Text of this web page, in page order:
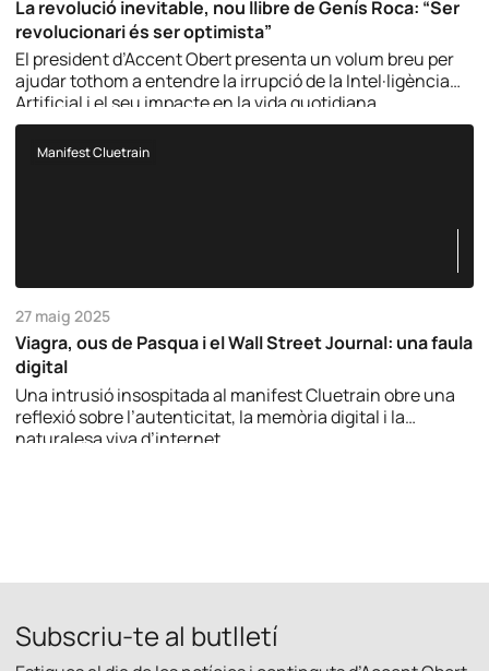
La revolució inevitable, nou llibre de Genís Roca: “Ser
revolucionari és ser optimista”
El president d’Accent Obert presenta un volum breu per
ajudar tothom a entendre la irrupció de la Intel·ligència
Artificial i el seu impacte en la vida quotidiana.
Manifest Cluetrain
27 maig 2025
Viagra, ous de Pasqua i el Wall Street Journal: una faula
digital
Una intrusió insospitada al manifest Cluetrain obre una
reflexió sobre l’autenticitat, la memòria digital i la
naturalesa viva d’internet.
Subscriu-te al butlletí